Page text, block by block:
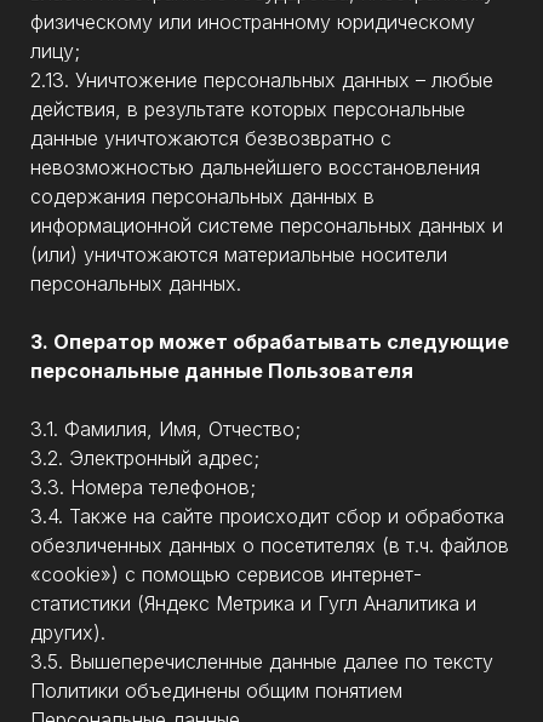
физическому или иностранному юридическому
лицу;
2.13. Уничтожение персональных данных – любые
действия, в результате которых персональные
данные уничтожаются безвозвратно с
невозможностью дальнейшего восстановления
содержания персональных данных в
информационной системе персональных данных и
(или) уничтожаются материальные носители
персональных данных.
3. Оператор может обрабатывать следующие
персональные данные Пользователя
3.1. Фамилия, Имя, Отчество;
3.2. Электронный адрес;
3.3. Номера телефонов;
3.4. Также на сайте происходит сбор и обработка
обезличенных данных о посетителях (в т.ч. файлов
«cookie») с помощью сервисов интернет-
статистики (Яндекс Метрика и Гугл Аналитика и
других).
3.5. Вышеперечисленные данные далее по тексту
Политики объединены общим понятием